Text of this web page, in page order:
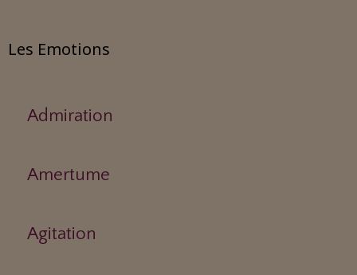
Les Emotions
Admiration
Amertume
Agitation